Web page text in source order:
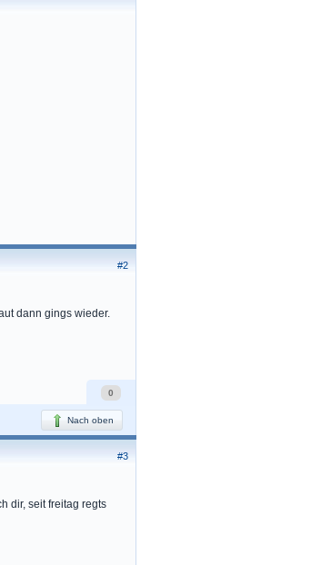
#2
dann gings wieder.
0
Nach oben
#3
dir, seit freitag regts